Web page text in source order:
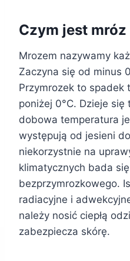
Czym jest
Mrozem nazywamy
Zaczyna się od minus
Przymrozek to spadek
poniżej 0°C. Dzieje
dobowa temperatura
występują od jesieni
niekorzystnie na
klimatycznych bada
bezprzymrozkowego.
radiacyjne i
należy nosić ciepłą
zabezpiecza skórę.